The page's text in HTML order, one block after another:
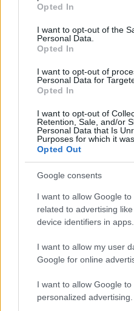
Opted In
I want to opt-out of the
Personal Data.
Opted In
I want to opt-out of
Personal Data for
Opted In
I want to opt-out of
Retention, Sale, and/or
Personal Data that Is
Purposes for which it
Opted Out
Google consents
I want to allow Google
related to advertising
device identifiers in apps.
I want to allow my user
Google for online
I want to allow Google to
personalized advertising.
Luigi Bisignani per Il
Caro Porro, la
voleva. Ma
battitore libero
Il cantautore non era
militanza che è tanto
La Posta
8 Agosto 2026, 18:00